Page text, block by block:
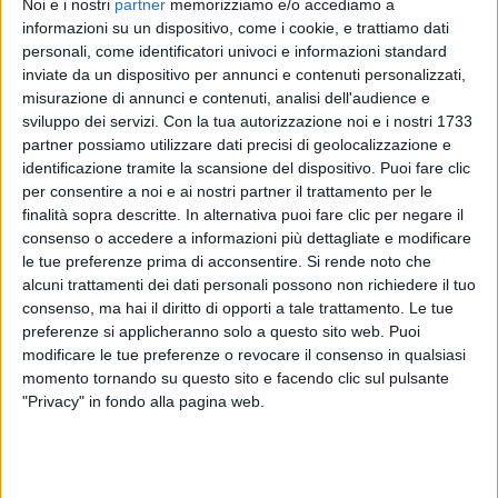
Noi e i nostri partner memorizziamo e/o accediamo a
informazioni su un dispositivo, come i cookie, e trattiamo dati
personali, come identificatori univoci e informazioni standard
inviate da un dispositivo per annunci e contenuti personalizzati,
misurazione di annunci e contenuti, analisi dell'audience e
sviluppo dei servizi. Con la tua autorizzazione noi e i nostri 1733
partner possiamo utilizzare dati precisi di geolocalizzazione e
identificazione tramite la scansione del dispositivo. Puoi fare clic
per consentire a noi e ai nostri partner il trattamento per le
finalità sopra descritte. In alternativa puoi fare clic per negare il
consenso o accedere a informazioni più dettagliate e modificare
le tue preferenze prima di acconsentire. Si rende noto che
alcuni trattamenti dei dati personali possono non richiedere il tuo
consenso, ma hai il diritto di opporti a tale trattamento. Le tue
preferenze si applicheranno solo a questo sito web. Puoi
modificare le tue preferenze o revocare il consenso in qualsiasi
momento tornando su questo sito e facendo clic sul pulsante
"Privacy" in fondo alla pagina web.
testa nella classifica generale nelle prime tre serate,
che alla fine si è risolto con ildistacco minore fra
primo e secondo nella storia delFantaSanremo,
solo 26 punti.
A determinare la vittoria diLa Sadil crescendo in
termini di punteggio che hanno avuto dalla terza
serata in poi, 145 punti sia giovedì che venerdì e 101
sabato malgrado il malus di -24 per il 27esimo posto
nella classifica del Festival.
Entusiasmante e ricco di soddisfazioni per i suoi
fantallenatori anche ilFantaSanremodiDargen
D'Amico che può “recriminare” per il malus di -10
derivato dalla 20esima posizione nella classifica di
Sanremo 2024e per non aver sfruttato la possibilità